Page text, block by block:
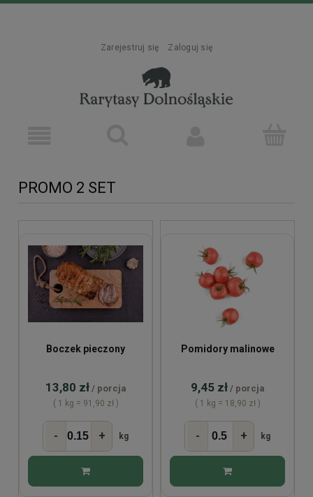
Zarejestruj się Zaloguj się
PROMO 2 SET
Boczek pieczony
13,80 zł / porcja
( 1 kg = 91,90 zł )
- + kg
Pomidory malinowe
9,45 zł / porcja
( 1 kg = 18,90 zł )
- + kg